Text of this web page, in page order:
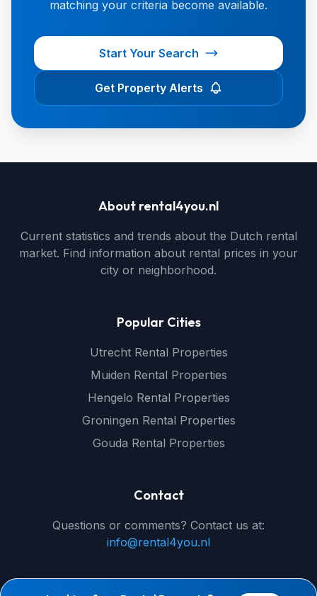
matching your criteria become available.
Start Your Search
Get Property Alerts
About rental4you.nl
Current statistics and trends about the Dutch rental
market. Find information about rental prices in your
city or neighborhood.
Popular Cities
Utrecht Rental Properties
Muiden Rental Properties
Hengelo Rental Properties
Groningen Rental Properties
Gouda Rental Properties
Contact
Questions or comments? Contact us at:
info@rental4you.nl